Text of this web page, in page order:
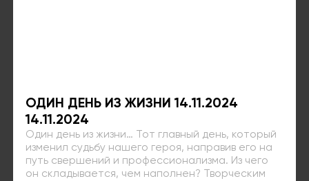
ОДИН ДЕНЬ ИЗ ЖИЗНИ 14.11.2024
14.11.2024
Один день из жизни… Тот главный день, который
изменил судьбу нашего героя, направив его на
путь свершений и профессионализма. Из чего
он складывается, чем наполнен? Творческим